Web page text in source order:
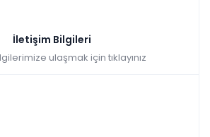
İletişim Bilgileri
ulaşmak için tıklayınız